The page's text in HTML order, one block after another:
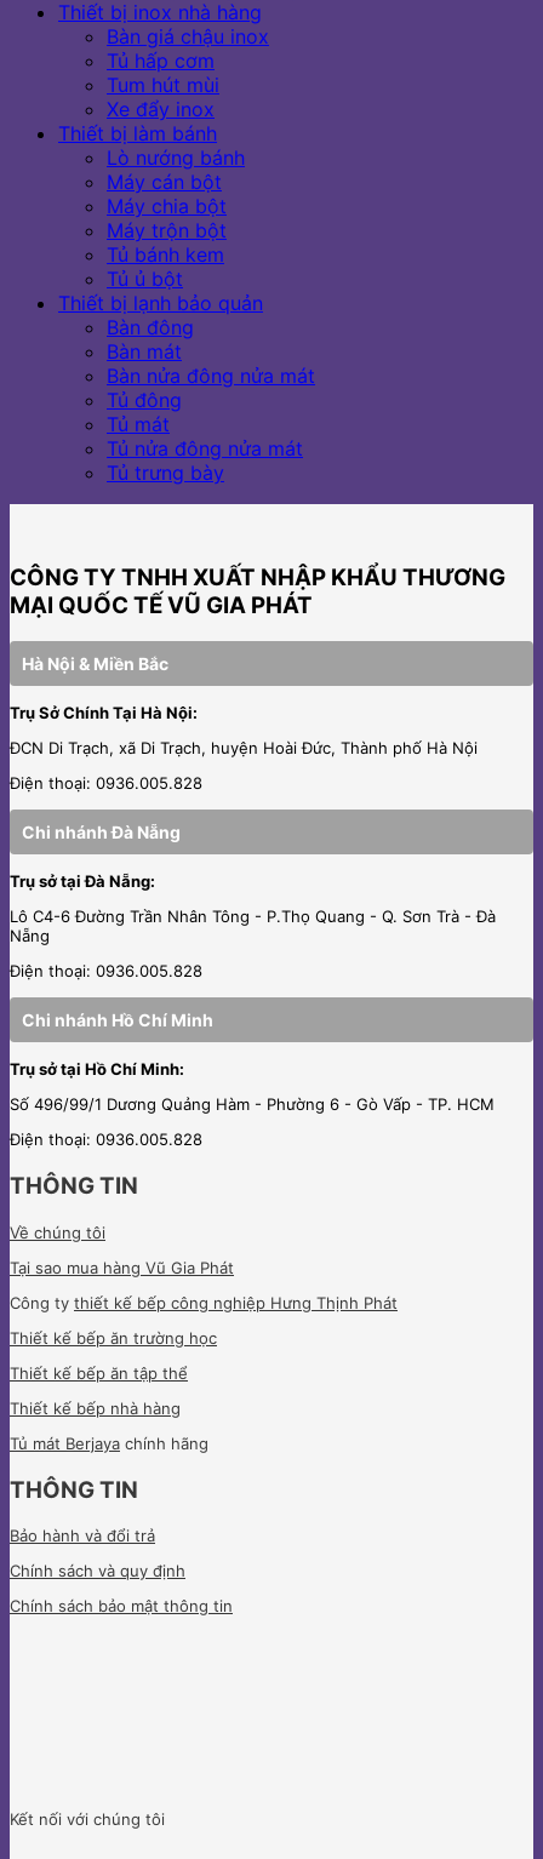
Thiết bị inox nhà hàng
Bàn giá chậu inox
Tủ hấp cơm
Tum hút mùi
Xe đẩy inox
Thiết bị làm bánh
Lò nướng bánh
Máy cán bột
Máy chia bột
Máy trộn bột
Tủ bánh kem
Tủ ủ bột
Thiết bị lạnh bảo quản
Bàn đông
Bàn mát
Bàn nửa đông nửa mát
Tủ đông
Tủ mát
Tủ nửa đông nửa mát
Tủ trưng bày
CÔNG TY TNHH XUẤT NHẬP KHẨU THƯƠNG
MẠI QUỐC TẾ VŨ GIA PHÁT
Hà Nội & Miền Bắc
Trụ Sở Chính Tại Hà Nội:
ĐCN Di Trạch, xã Di Trạch, huyện Hoài Đức, Thành phố Hà Nội
Điện thoại: 0936.005.828
Chi nhánh Đà Nẵng
Trụ sở tại Đà Nẵng:
Lô C4-6 Đường Trần Nhân Tông - P.Thọ Quang - Q. Sơn Trà - Đà
Nẵng
Điện thoại: 0936.005.828
Chi nhánh Hồ Chí Minh
Trụ sở tại Hồ Chí Minh:
Số 496/99/1 Dương Quảng Hàm - Phường 6 - Gò Vấp - TP. HCM
Điện thoại: 0936.005.828
THÔNG TIN
Về chúng tôi
Tại sao mua hàng Vũ Gia Phát
Công ty thiết kế bếp công nghiệp Hưng Thịnh Phát
Thiết kế bếp ăn trường học
Thiết kế bếp ăn tập thể
Thiết kế bếp nhà hàng
Tủ mát Berjaya chính hãng
THÔNG TIN
Bảo hành và đổi trả
Chính sách và quy định
Chính sách bảo mật thông tin
Kết nối với chúng tôi